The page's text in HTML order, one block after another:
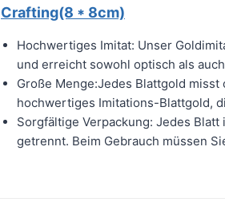
Crafting(8 * 8cm)
Hochwertiges Imitat: Unser
und erreicht sowohl optisch als
Große Menge:Jedes Blattgold
hochwertiges Imitations-Blattgold,
Sorgfältige Verpackung: Jedes
getrennt. Beim Gebrauch müssen